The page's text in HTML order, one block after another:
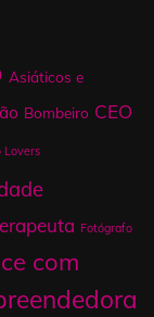
Asiáticos e
Bombeiro CEO
Lovers
Fotógrafo
com